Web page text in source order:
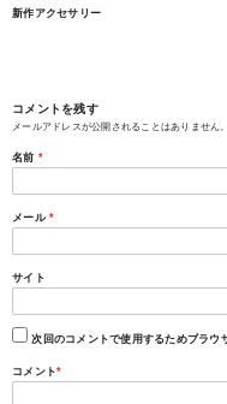
新作アクセサリー
コメントを残す
メールアドレスが公開されることはありません。
名前 *
メール *
サイト
次回のコメントで使用するためブラウ
コメント*